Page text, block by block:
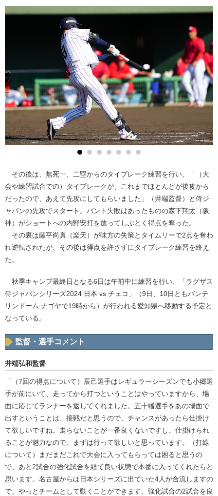
その後は、無死一、二塁からのタイブレーク練習を行い、「（大
会や練習試合での）タイブレークが、これまでほとんどが後攻から
だったので、あえて先攻にしてもらいました」（井端監督）と侍ジ
ャパンの先攻でスタート。バント失敗はあったものの森下翔太（阪
神）がショートへの内野安打を放ってしぶとく得点を奪った。
その裏は藤平尚真（楽天）が味方の失策とタイムリーで2点を奪わ
れ逆転されたが、その後は得点を許さずにタイブレーク練習を終え
た。
秋季キャンプ最終日となる6日は午前中に練習を行い、「ラグザス
侍ジャパンシリーズ2024 日本 vs チェコ」（9日、10日ともバンテ
リンドーム ナゴヤで19時から）が行われる愛知県へ移動する予定と
なっている。
監督・選手コメント
井端弘和監督
「（7回の得点について）辰己選手はレギュラーシーズンでも小郷選
手が前にいて、走ってから打つということはやっていますから、場
面に応じてランナーを返してくれました。五十幡選手をあの場面で
出すということは、接戦だと思うので、チャンスがあったら仕掛け
て欲しいですね。走らないことが一番良くないですし、仕掛けられ
ることが魅力なので、まずは行って欲しいと思っています。（打線
について）まだまだこれで大会に入ってもらっては困ると思うの
で、あと2試合の強化試合を経て良い状態で本番に入ってくれたらと
思います。名古屋からは日本シリーズに出ていた4人が合流しますの
で、やっとチームとして動くことができます。強化試合の2試合を良